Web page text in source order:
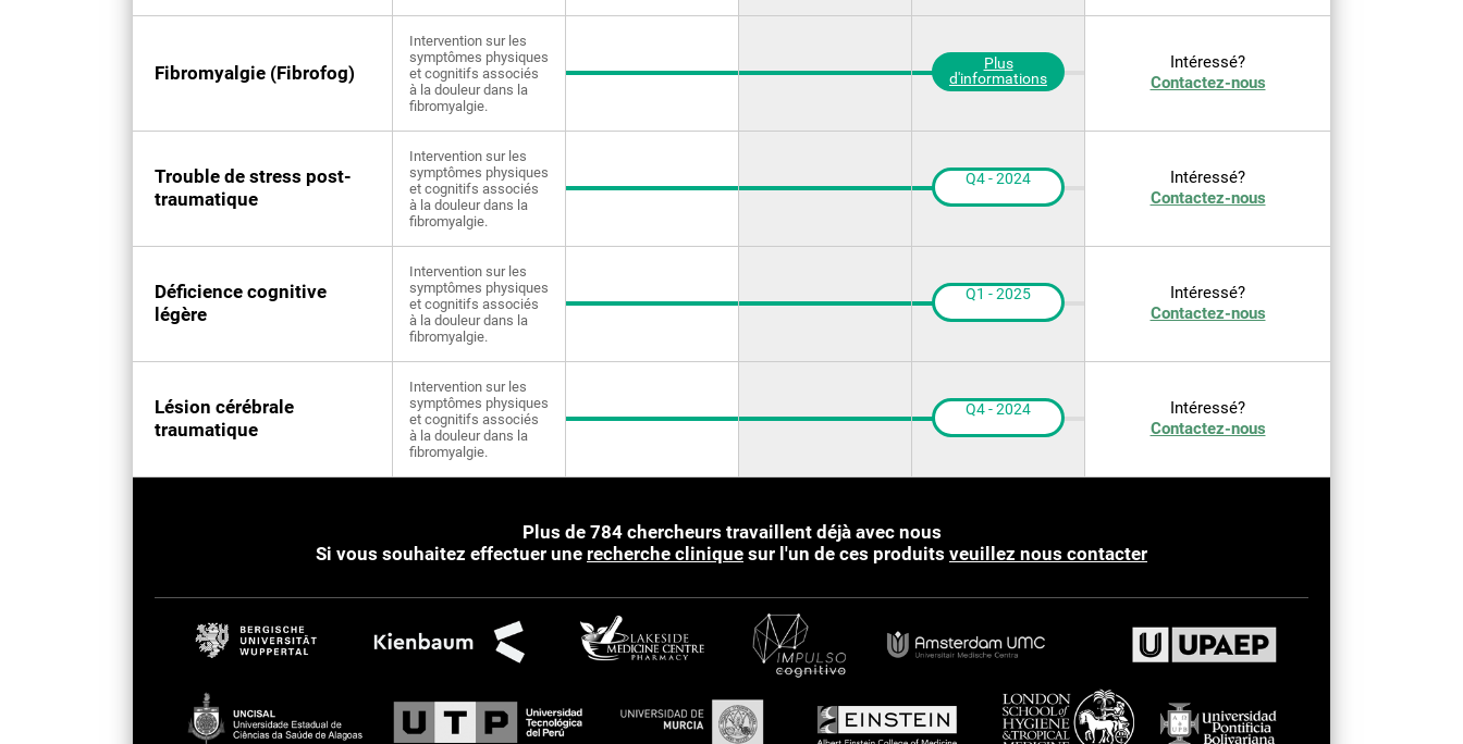
Fibromyalgie (Fibrofog)
Intervention sur les
symptômes physiques
et cognitifs associés
à la douleur dans la
fibromyalgie.
Plus
d'informations
Intéressé?
Contactez-nous
Trouble de stress post-
traumatique
Intervention sur les
symptômes physiques
et cognitifs associés
à la douleur dans la
fibromyalgie.
Q4 - 2024
Intéressé?
Contactez-nous
Déficience cognitive
légère
Intervention sur les
symptômes physiques
et cognitifs associés
à la douleur dans la
fibromyalgie.
Q1 - 2025
Intéressé?
Contactez-nous
Lésion cérébrale
traumatique
Intervention sur les
symptômes physiques
et cognitifs associés
à la douleur dans la
fibromyalgie.
Q4 - 2024
Intéressé?
Contactez-nous
Plus de 784 chercheurs travaillent déjà avec nous
Si vous souhaitez effectuer une recherche clinique sur l'un de ces produits veuillez nous contacter